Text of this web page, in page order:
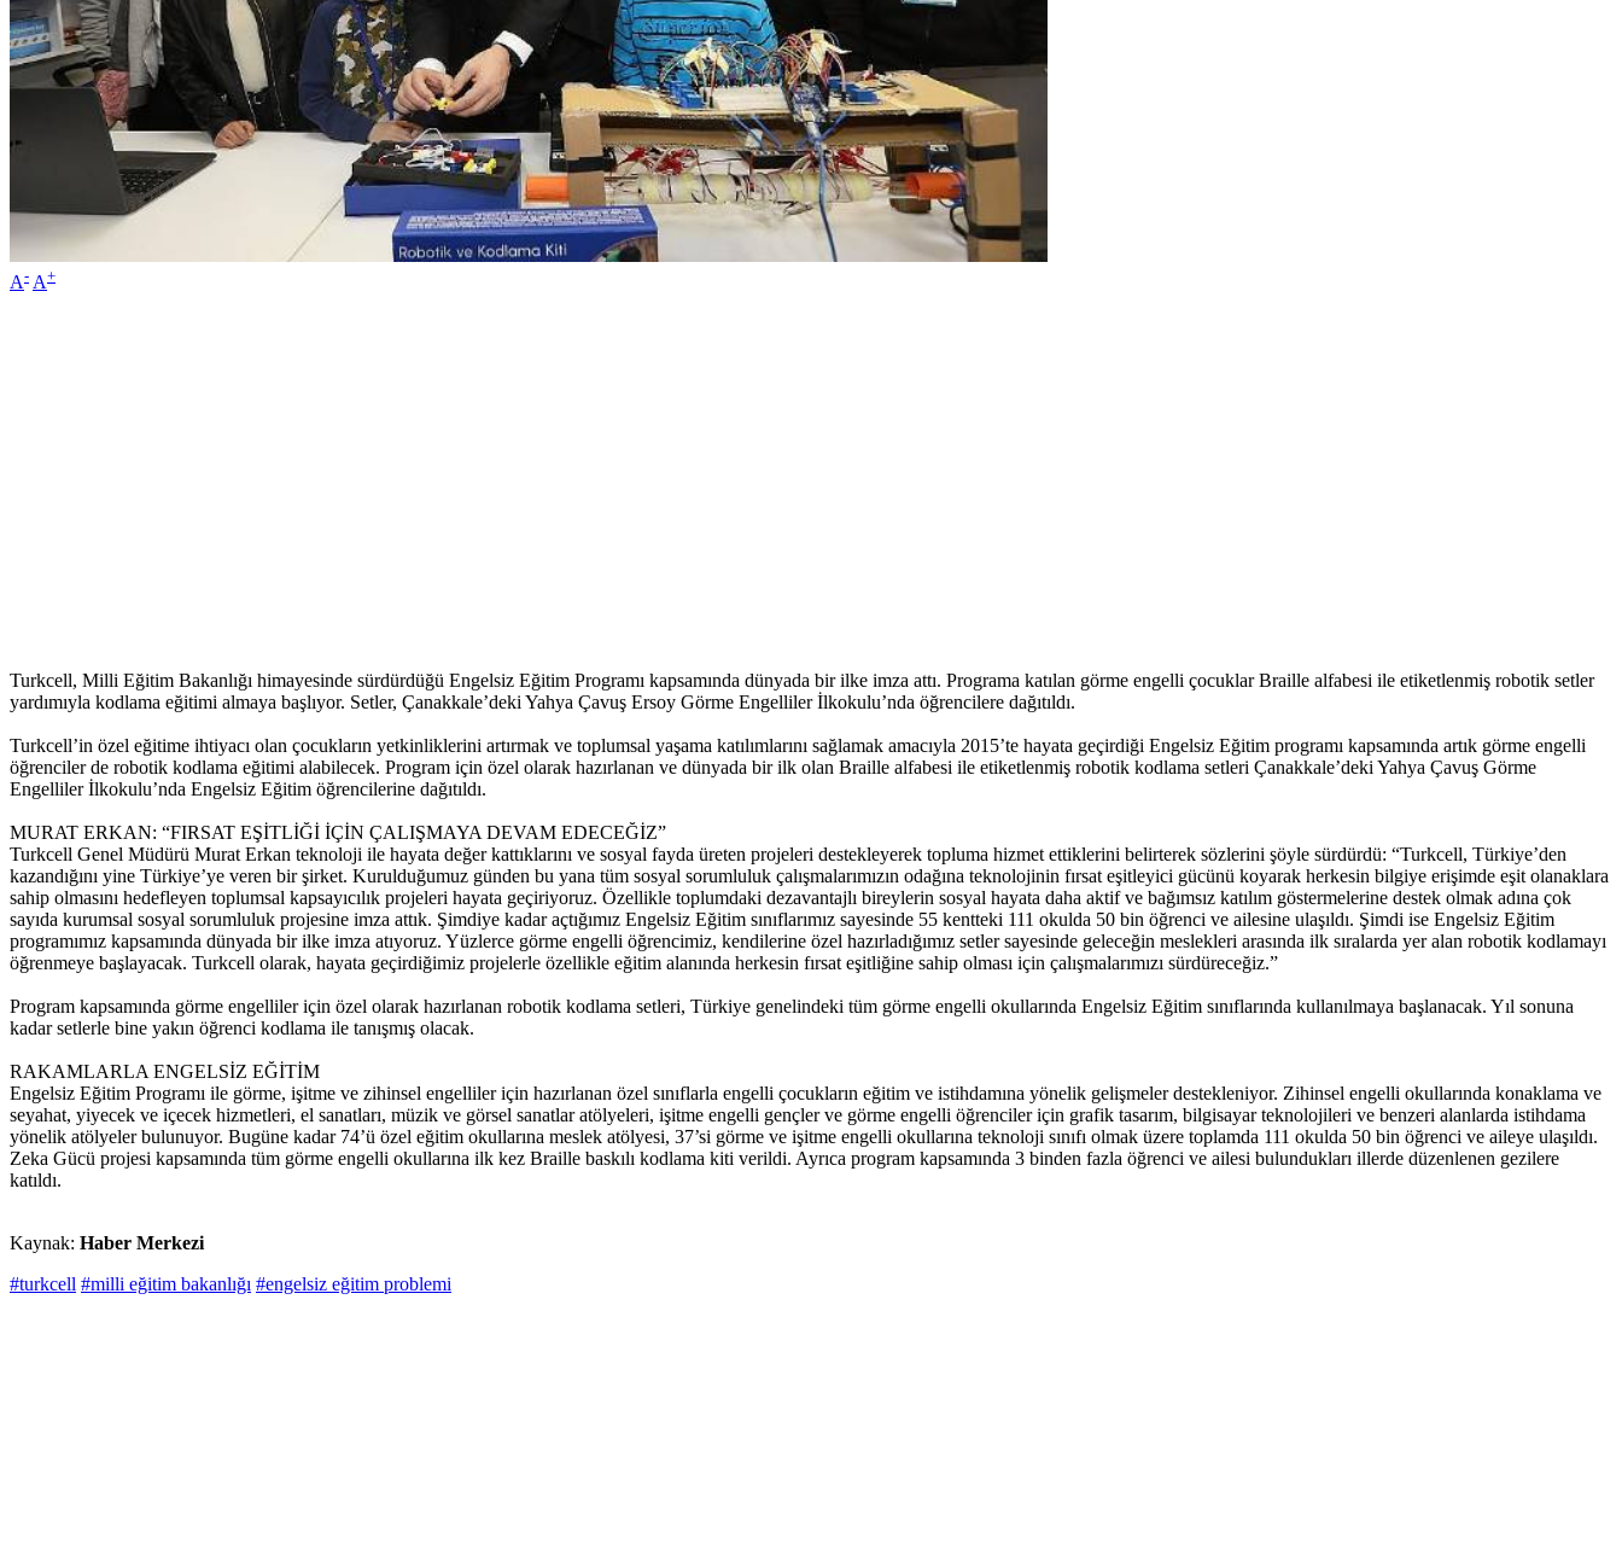
A- A+
Turkcell, Milli Eğitim Bakanlığı himayesinde sürdürdüğü Engelsiz Eğitim Programı kapsamında dünyada bir ilke imza attı. Programa katılan görme engelli çocuklar Braille alfabesi ile etiketlenmiş robotik setler
yardımıyla kodlama eğitimi almaya başlıyor. Setler, Çanakkale’deki Yahya Çavuş Ersoy Görme Engelliler İlkokulu’nda öğrencilere dağıtıldı.
Turkcell’in özel eğitime ihtiyacı olan çocukların yetkinliklerini artırmak ve toplumsal yaşama katılımlarını sağlamak amacıyla 2015’te hayata geçirdiği Engelsiz Eğitim programı kapsamında artık görme engelli
öğrenciler de robotik kodlama eğitimi alabilecek. Program için özel olarak hazırlanan ve dünyada bir ilk olan Braille alfabesi ile etiketlenmiş robotik kodlama setleri Çanakkale’deki Yahya Çavuş Görme
Engelliler İlkokulu’nda Engelsiz Eğitim öğrencilerine dağıtıldı.
MURAT ERKAN: “FIRSAT EŞİTLİĞİ İÇİN ÇALIŞMAYA DEVAM EDECEĞİZ”
Turkcell Genel Müdürü Murat Erkan teknoloji ile hayata değer kattıklarını ve sosyal fayda üreten projeleri destekleyerek topluma hizmet ettiklerini belirterek sözlerini şöyle sürdürdü: “Turkcell, Türkiye’den
kazandığını yine Türkiye’ye veren bir şirket. Kurulduğumuz günden bu yana tüm sosyal sorumluluk çalışmalarımızın odağına teknolojinin fırsat eşitleyici gücünü koyarak herkesin bilgiye erişimde eşit olanaklara
sahip olmasını hedefleyen toplumsal kapsayıcılık projeleri hayata geçiriyoruz. Özellikle toplumdaki dezavantajlı bireylerin sosyal hayata daha aktif ve bağımsız katılım göstermelerine destek olmak adına çok
sayıda kurumsal sosyal sorumluluk projesine imza attık. Şimdiye kadar açtığımız Engelsiz Eğitim sınıflarımız sayesinde 55 kentteki 111 okulda 50 bin öğrenci ve ailesine ulaşıldı. Şimdi ise Engelsiz Eğitim
programımız kapsamında dünyada bir ilke imza atıyoruz. Yüzlerce görme engelli öğrencimiz, kendilerine özel hazırladığımız setler sayesinde geleceğin meslekleri arasında ilk sıralarda yer alan robotik kodlamayı
öğrenmeye başlayacak. Turkcell olarak, hayata geçirdiğimiz projelerle özellikle eğitim alanında herkesin fırsat eşitliğine sahip olması için çalışmalarımızı sürdüreceğiz.”
Program kapsamında görme engelliler için özel olarak hazırlanan robotik kodlama setleri, Türkiye genelindeki tüm görme engelli okullarında Engelsiz Eğitim sınıflarında kullanılmaya başlanacak. Yıl sonuna
kadar setlerle bine yakın öğrenci kodlama ile tanışmış olacak.
RAKAMLARLA ENGELSİZ EĞİTİM
Engelsiz Eğitim Programı ile görme, işitme ve zihinsel engelliler için hazırlanan özel sınıflarla engelli çocukların eğitim ve istihdamına yönelik gelişmeler destekleniyor. Zihinsel engelli okullarında konaklama ve
seyahat, yiyecek ve içecek hizmetleri, el sanatları, müzik ve görsel sanatlar atölyeleri, işitme engelli gençler ve görme engelli öğrenciler için grafik tasarım, bilgisayar teknolojileri ve benzeri alanlarda istihdama
yönelik atölyeler bulunuyor. Bugüne kadar 74’ü özel eğitim okullarına meslek atölyesi, 37’si görme ve işitme engelli okullarına teknoloji sınıfı olmak üzere toplamda 111 okulda 50 bin öğrenci ve aileye ulaşıldı.
Zeka Gücü projesi kapsamında tüm görme engelli okullarına ilk kez Braille baskılı kodlama kiti verildi. Ayrıca program kapsamında 3 binden fazla öğrenci ve ailesi bulundukları illerde düzenlenen gezilere
katıldı.
Kaynak: Haber Merkezi
#turkcell #milli eğitim bakanlığı #engelsiz eğitim problemi